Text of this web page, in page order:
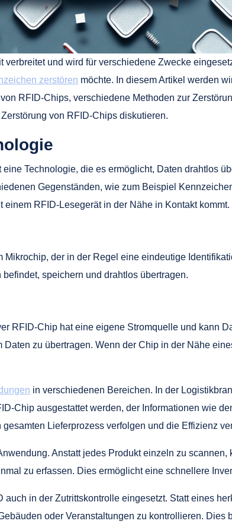
und wird für verschiedene Zwecke
zerstören möchte. In diesem Artikel werden
RFID-Chips, verschiedene Methoden zur
von RFID-Chips diskutieren.
Technologie, die es ermöglicht, Daten drahtlos
Gegenständen, wie zum Beispiel
RFID-Lesegerät in der Nähe in Kontakt kommt.
Mikrochip, der in der Regel eine eindeutige
speichern und drahtlos übertragen.
RFID-Chip hat eine eigene Stromquelle und kann
zu übertragen. Wenn der Chip in der Nähe
in verschiedenen Bereichen. In der
Chip ausgestattet werden, der Informationen wie
Lieferprozess verfolgen und die Effizienz
Anstatt jedes Produkt einzeln zu
zu erfassen. Dies ermöglicht eine schnellere
in der Zutrittskontrolle eingesetzt. Statt eines
oder Veranstaltungen zu kontrollieren.